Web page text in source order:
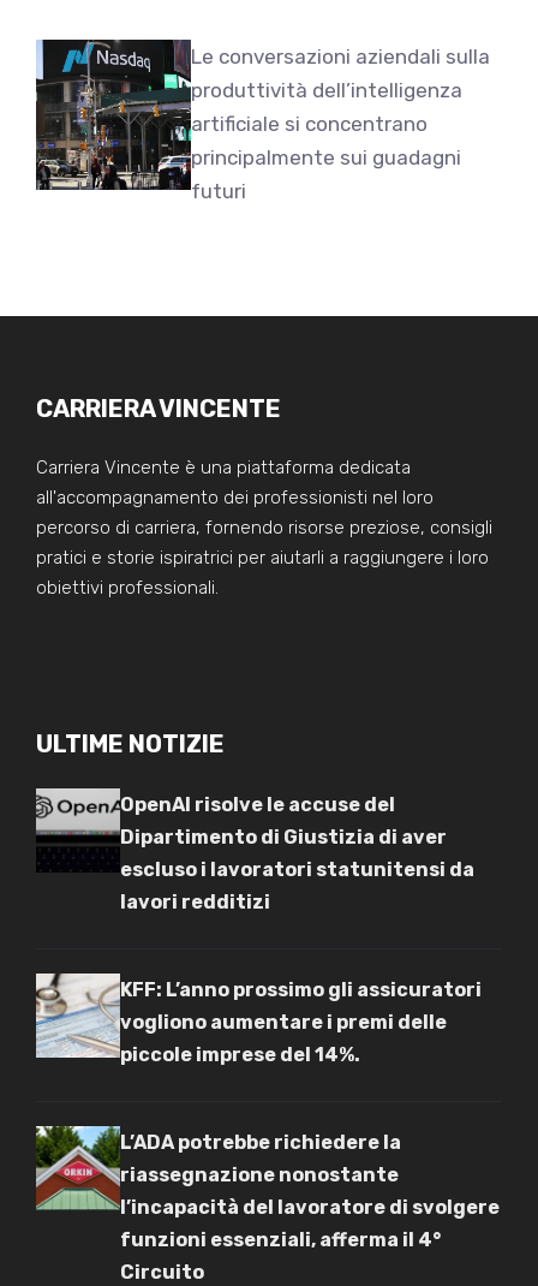
Le conversazioni aziendali sulla
produttività dell’intelligenza
artificiale si concentrano
principalmente sui guadagni
futuri
CARRIERA VINCENTE
Carriera Vincente è una piattaforma dedicata
all'accompagnamento dei professionisti nel loro
percorso di carriera, fornendo risorse preziose, consigli
pratici e storie ispiratrici per aiutarli a raggiungere i loro
obiettivi professionali.
ULTIME NOTIZIE
OpenAI risolve le accuse del
Dipartimento di Giustizia di aver
escluso i lavoratori statunitensi da
lavori redditizi
KFF: L’anno prossimo gli assicuratori
vogliono aumentare i premi delle
piccole imprese del 14%.
L’ADA potrebbe richiedere la
riassegnazione nonostante
l’incapacità del lavoratore di svolgere
funzioni essenziali, afferma il 4°
Circuito